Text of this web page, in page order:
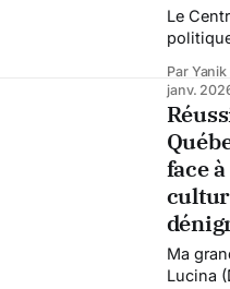
Le
comme
son
PDG
plus
Journal
relayé
sans
avec les
qui font
Par
janv.
face
Ma
Lucina